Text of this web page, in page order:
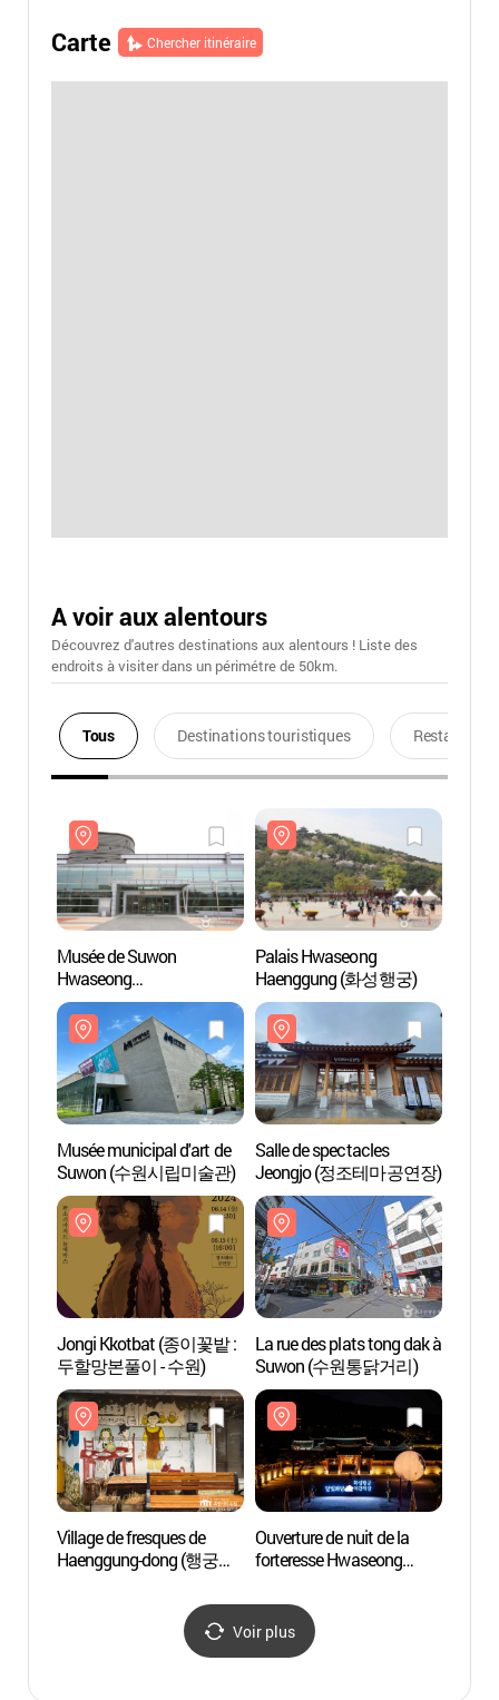
Carte Chercher itinéraire
A voir aux alentours
Découvrez d'autres destinations aux alentours ! Liste des
endroits à visiter dans un périmétre de 50km.
Tous Destinations touristiques Restaurants
Musée de Suwon
Hwaseong
(수원화성박물관)
Palais Hwaseong
Haenggung (화성행궁)
Musée municipal d'art de
Suwon (수원시립미술관)
Salle de spectacles
Jeongjo (정조테마공연장)
Jongi Kkotbat (종이꽃밭 :
두할망본풀이 - 수원)
La rue des plats tong dak à
Suwon (수원통닭거리)
Village de fresques de
Haenggung-dong (행궁동
Ouverture de nuit de la
forteresse Hwaseong
야간개장 시즌2 : 연향
(宴享))
Voir plus